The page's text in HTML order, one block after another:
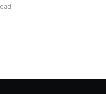
belajar mengenai satwa